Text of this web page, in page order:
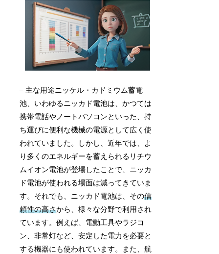
– 主な用途ニッケル・カドミウム蓄電
池、いわゆるニッカド電池は、かつては
携帯電話やノートパソコンといった、持
ち運びに便利な機械の電源として広く使
われていました。しかし、近年では、よ
り多くのエネルギーを蓄えられるリチウ
ムイオン電池が登場したことで、ニッカ
ド電池が使われる場面は減ってきていま
す。それでも、ニッカド電池は、その信
頼性の高さから、様々な分野で利用され
ています。例えば、電動工具やラジコ
ン、非常灯など、安定した電力を必要と
する機器にも使われています。また、航